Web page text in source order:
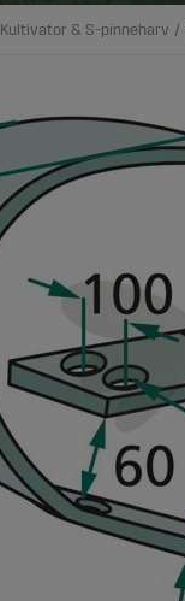
Kultivator & S-pinneharv